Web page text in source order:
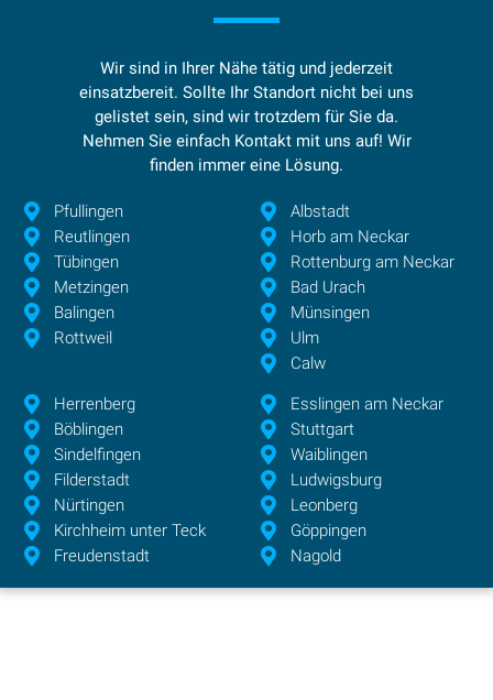
Wir sind in Ihrer Nähe tätig und jederzeit
einsatzbereit. Sollte Ihr Standort nicht bei uns
gelistet sein, sind wir trotzdem für Sie da.
Nehmen Sie einfach Kontakt mit uns auf! Wir
finden immer eine Lösung.
Pfullingen
Reutlingen
Tübingen
Metzingen
Balingen
Rottweil
Albstadt
Horb am Neckar
Rottenburg am Neckar
Bad Urach
Münsingen
Ulm
Calw
Herrenberg
Böblingen
Sindelfingen
Filderstadt
Nürtingen
Kirchheim unter Teck
Freudenstadt
Esslingen am Neckar
Stuttgart
Waiblingen
Ludwigsburg
Leonberg
Göppingen
Nagold